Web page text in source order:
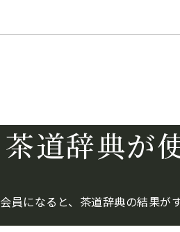
茶道辞典が
員になると、茶道辞典の結果が